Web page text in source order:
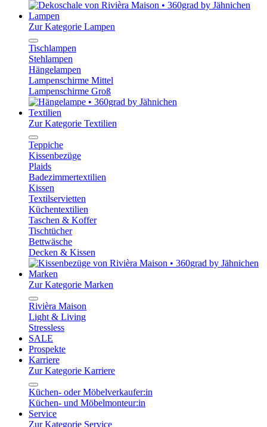
Lampen
Zur Kategorie Lampen
Tischlampen
Stehlampen
Hängelampen
Lampenschirme Mittel
Lampenschirme Groß
Textilien
Zur Kategorie Textilien
Teppiche
Kissenbezüge
Plaids
Badezimmertextilien
Kissen
Textilservietten
Küchentextilien
Taschen & Koffer
Tischtücher
Bettwäsche
Decken & Kissen
Marken
Zur Kategorie Marken
Rivièra Maison
Light & Living
Stressless
SALE
Prospekte
Karriere
Zur Kategorie Karriere
Küchen- oder Möbelverkaufer:in
Küchen- und Möbelmonteur:in
Service
Zur Kategorie Service